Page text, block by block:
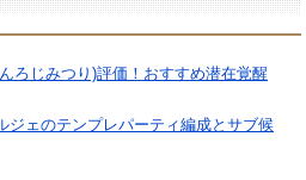
ろじみつり)評価！おすすめ潜在覚醒
ジェのテンプレパーティ編成とサブ候